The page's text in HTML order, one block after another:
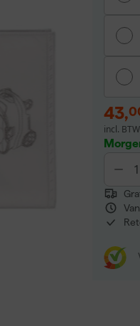
43,
incl. BTW